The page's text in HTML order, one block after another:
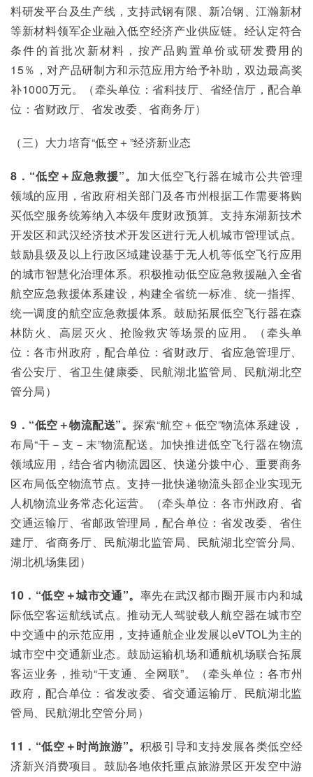
料研发平台及生产线，支持武钢有限、新冶钢、江瀚新材
等新材料领军企业融入低空经济产业供应链。经认定符合
条件的首批次新材料，按产品购置单价或研发费用的
15％，对产品研制方和示范应用方给予补助，双边最高奖
补1000万元。（牵头单位：省科技厅、省经信厅，配合单
位：省财政厅、省发改委、省商务厅）
（三）大力培育“低空＋”经济新业态
8．“低空＋应急救援”。 加大低空飞行器在城市公共管理
领域的应用，省政府相关部门及各市州根据工作需要将购
买低空服务统筹纳入本级年度财政预算。支持东湖新技术
开发区和武汉经济技术开发区进行无人机城市管理试点。
鼓励县级及以上行政区域建设基于无人机等低空飞行应用
的城市智慧化治理体系。积极推动低空应急救援融入全省
航空应急救援体系建设，构建全省统一标准、统一指挥、
统一调度的航空应急救援体系。鼓励拓展低空飞行器在森
林防火、高层灭火、抢险救灾等场景的应用。（牵头单
位：各市州政府，配合单位：省财政厅、省应急管理厅、
省公安厅、省卫生健康委、民航湖北监管局、民航湖北空
管分局）
9．“低空＋物流配送”。探索“航空＋低空”物流体系建设，
布局“干－支－末”物流配送。加快推进低空飞行器在物流
领域应用，结合省内物流园区、快递分拨中心、重要商务
区布局低空物流节点。支持一批快递物流头部企业实现无
人机物流业务常态化运营。（牵头单位：各市州政府、省
交通运输厅、省邮政管理局，配合单位：省发改委、省住
建厅、省商务厅、民航湖北监管局、民航湖北空管分局、
湖北机场集团）
10．“低空＋城市交通”。 率先在武汉都市圈开展市内和城
际低空客运航线试点。推动无人驾驶载人航空器在城市空
中交通中的示范应用，支持通航企业发展以eVTOL为主的
城市空中交通新业态。鼓励运输机场和通航机场联合拓展
客运业务，推动“干支通、全网联”。（牵头单位：各市州
政府，配合单位：省发改委、省交通运输厅、民航湖北监
管局、民航湖北空管分局）
11．“低空＋时尚旅游”。 积极引导和支持发展各类低空经
济新兴消费项目。鼓励各地依托重点旅游景区开发空中游